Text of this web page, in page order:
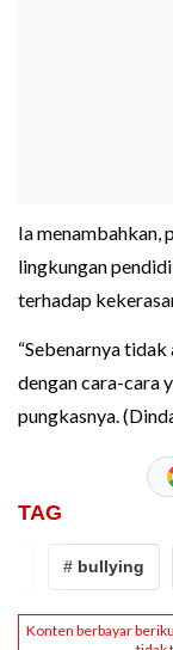
Ia menambahkan,
lingkungan
terhadap
“Sebenarnya
dengan cara-cara
pungkasnya.
TAG
# bullying